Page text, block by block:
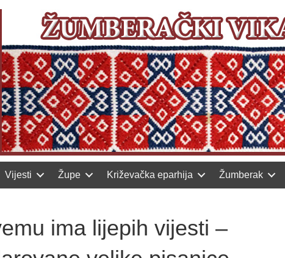
Vijesti Župe Križevačka eparhija Žumberak
ima lijepih vijesti –